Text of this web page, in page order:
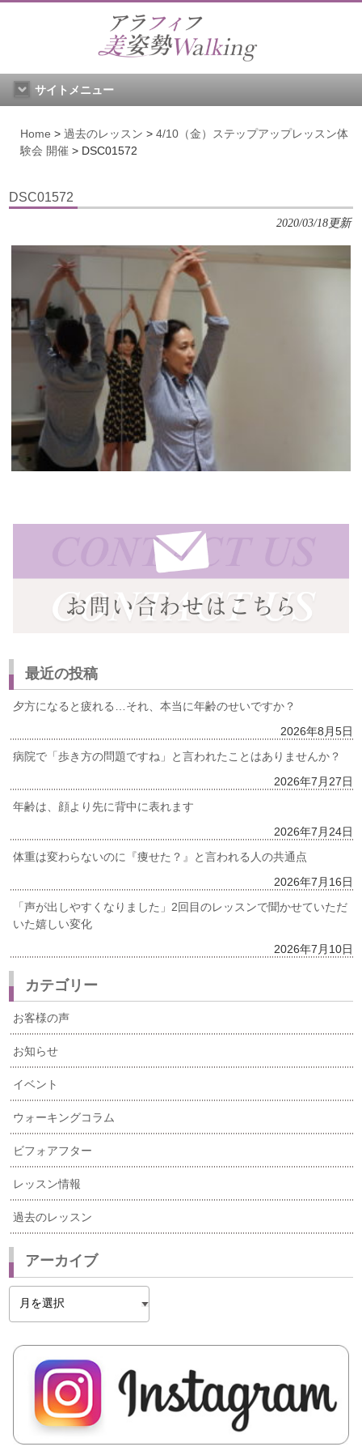
サイトメニュー
Home > 過去のレッスン > 4/10（金）ステップアップレッスン体
験会 開催 > DSC01572
DSC01572
2020/03/18更新
最近の投稿
夕方になると疲れる…それ、本当に年齢のせいですか？
2026年8月5日
病院で「歩き方の問題ですね」と言われたことはありませんか？
2026年7月27日
年齢は、顔より先に背中に表れます
2026年7月24日
体重は変わらないのに『痩せた？』と言われる人の共通点
2026年7月16日
「声が出しやすくなりました」2回目のレッスンで聞かせていただ
いた嬉しい変化
2026年7月10日
カテゴリー
お客様の声
お知らせ
イベント
ウォーキングコラム
ビフォアフター
レッスン情報
過去のレッスン
アーカイブ
イ